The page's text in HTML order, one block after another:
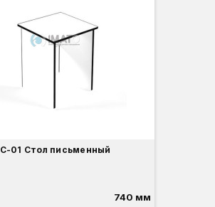
С-01 Стол письменный
740 мм